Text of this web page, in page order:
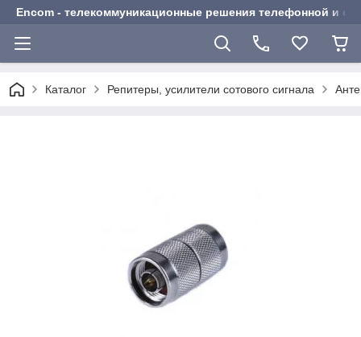
Encom - телекоммуникационные решения телефонной и
Каталог Репитеры, усилители сотового сигнала